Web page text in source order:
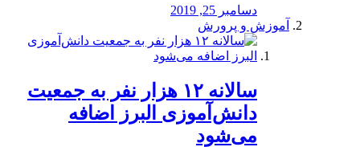
دسامبر 25, 2019
آموزش و پرورش
️سالانه ۱۲ هزار نفر به جمعیت
دانش‌آموزی البرز اضافه
می‌شود